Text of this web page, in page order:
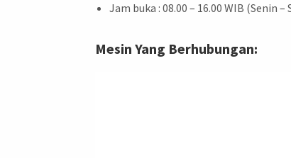
Jam buka : 08.00 – 16.00 WIB (Senin –
Mesin Yang Berhubungan: